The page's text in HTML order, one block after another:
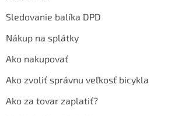
Sledovanie balíka DPD
Nákup na splátky
Ako nakupovať
Ako zvoliť správnu veľkosť bicykla
Ako za tovar zaplatiť?